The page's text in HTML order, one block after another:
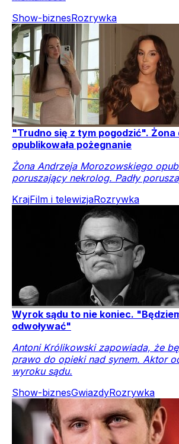
Show-biznesRozrywka
"Trudno się z tym pogodzić". Żona
opublikowała pożegnanie
Żona Andrzeja Morozowskiego
poruszający nekrolog. Padły
KrajFilm i telewizjaRozrywka
Wyrok sądu to nie koniec.
odwoływać"
Antoni Królikowski zapowiada, że
prawo do opieki nad synem. Aktor
wyroku sądu.
Show-biznesGwiazdyRozrywka